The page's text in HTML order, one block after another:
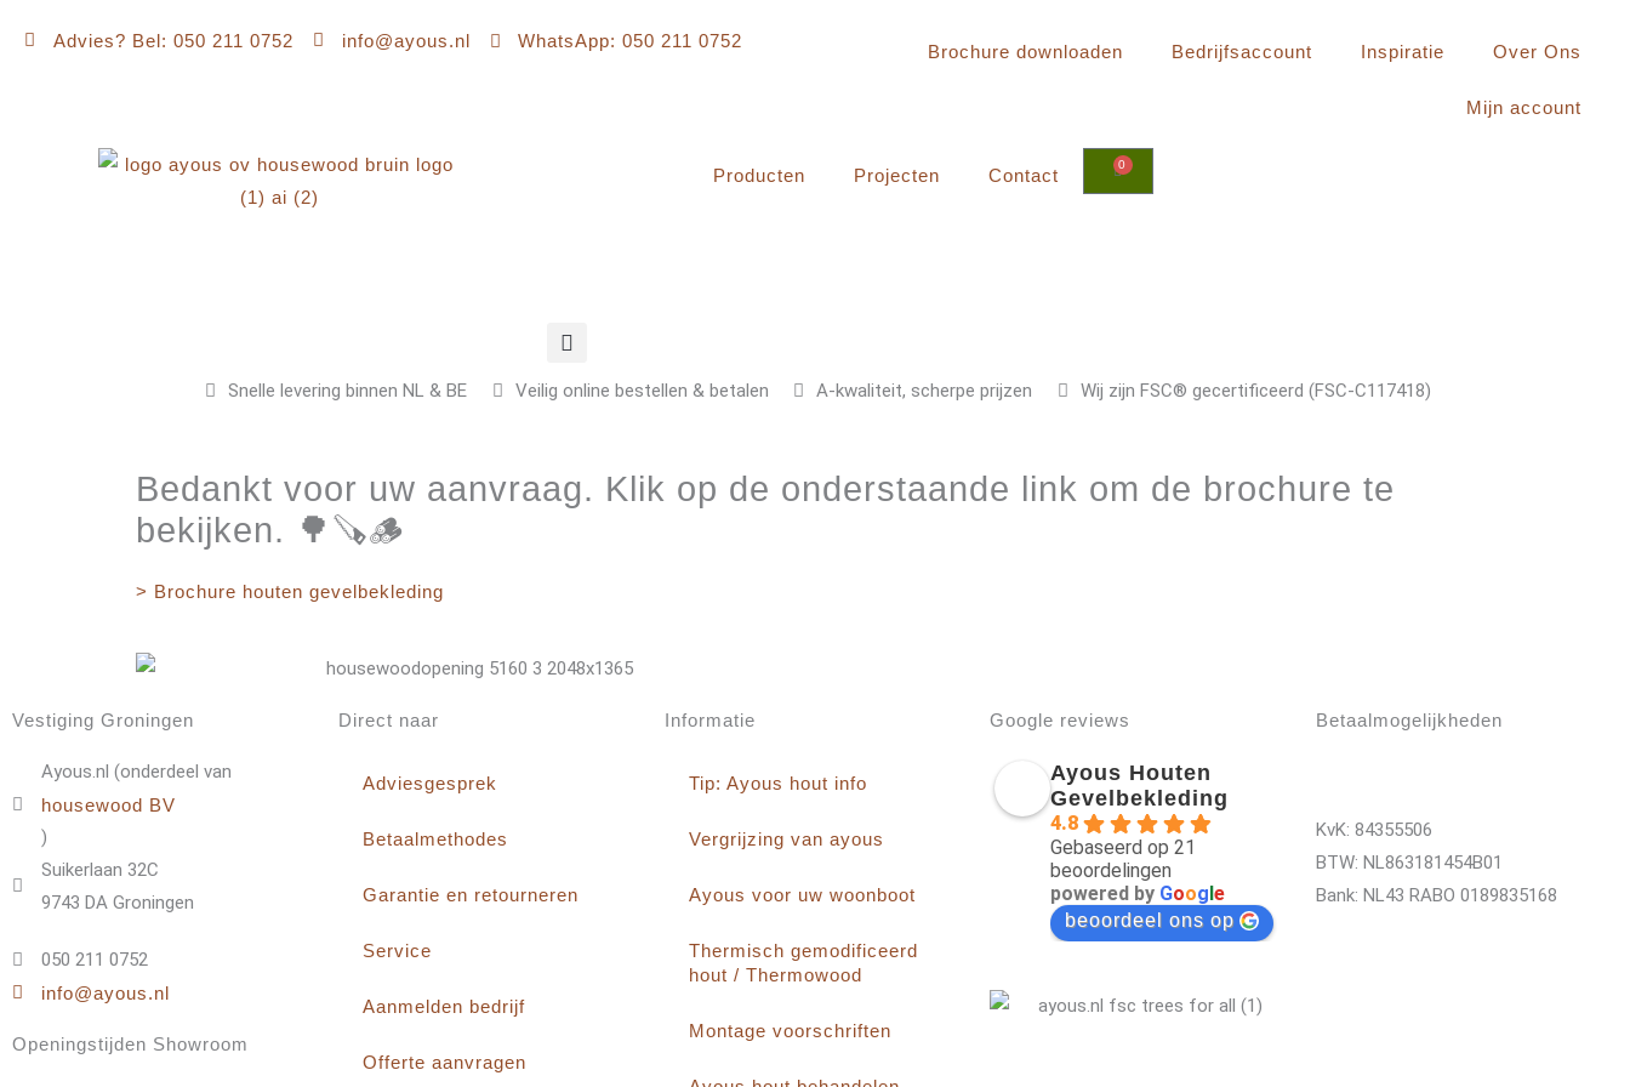
naar
Advies? Bel: 050 211 0752 info@ayous.nl WhatsApp: 050 211 0752
Brochure downloaden Bedrijfsaccount Inspiratie Over Ons
Mijn account
Producten Projecten Contact
0
Winkelwagen
Snelle levering binnen NL & BE Veilig online bestellen & betalen A-kwaliteit, scherpe prijzen Wij zijn FSC® gecertificeerd (FSC-C117418)
Bedankt voor uw aanvraag. Klik op de onderstaande link om de brochure te
bekijken. 🌳🪚🪵
> Brochure houten gevelbekleding
Vestiging Groningen
Ayous.nl (onderdeel van
housewood BV
)
Suikerlaan 32C
9743 DA Groningen
050 211 0752
info@ayous.nl
Openingstijden Showroom
Direct naar
Adviesgesprek
Betaalmethodes
Garantie en retourneren
Service
Aanmelden bedrijf
Offerte aanvragen
Informatie
Tip: Ayous hout info
Vergrijzing van ayous
Ayous voor uw woonboot
Thermisch gemodificeerd
hout / Thermowood
Montage voorschriften
Google reviews
Ayous Houten
Gevelbekleding
4.8
Gebaseerd op 21
beoordelingen
powered by Google
beoordeel ons op
Betaalmogelijkheden
KvK:84355506
BTW: NL863181454B01
Bank: NL43 RABO 0189835168